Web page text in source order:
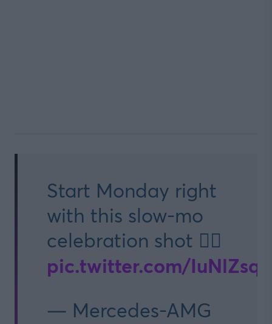
Start Monday right
with this slow-mo
celebration shot 😮‍💨
pic.twitter.com/
— Mercedes-AMG